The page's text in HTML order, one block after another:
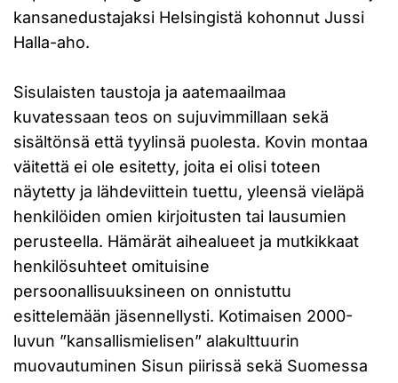
kansanedustajaksi Helsingistä kohonnut Jussi
Halla-aho.
Sisulaisten taustoja ja aatemaailmaa
kuvatessaan teos on sujuvimmillaan sekä
sisältönsä että tyylinsä puolesta. Kovin montaa
väitettä ei ole esitetty, joita ei olisi toteen
näytetty ja lähdeviittein tuettu, yleensä vieläpä
henkilöiden omien kirjoitusten tai lausumien
perusteella. Hämärät aihealueet ja mutkikkaat
henkilösuhteet omituisine
persoonallisuuksineen on onnistuttu
esittelemään jäsennellysti. Kotimaisen 2000-
luvun ”kansallismielisen” alakulttuurin
muovautuminen Sisun piirissä sekä Suomessa